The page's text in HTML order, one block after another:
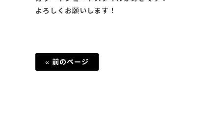
よろしくお願いします！
« 前のページ